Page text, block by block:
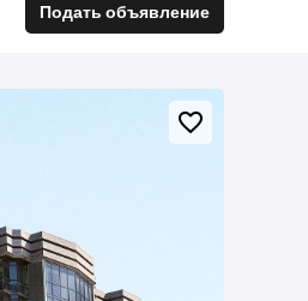
Подать объявление
